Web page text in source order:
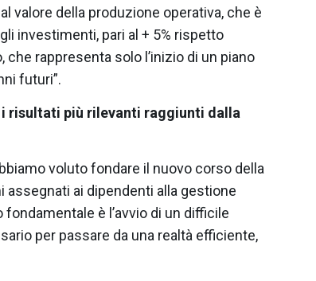
valore della produzione operativa, che è
investimenti, pari al + 5% rispetto
che rappresenta solo l’inizio di un piano
futuri”.
risultati più rilevanti raggiunti dalla
voluto fondare il nuovo corso della
assegnati ai dipendenti alla gestione
è l’avvio di un difficile
per passare da una realtà efficiente,